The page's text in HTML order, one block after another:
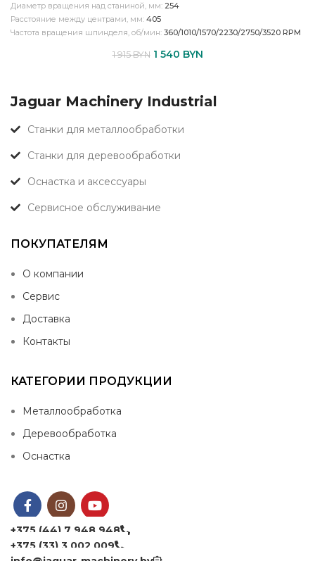
Диаметр вращения над станиной, мм: 254
Расстояние между центрами, мм: 405
Частота вращения шпинделя, об/мин: 360/1010/1570/2230/2750/3520 RPM
1 915BYN 1 540 BYN
Jaguar Machinery Industrial
Станки для металлообработки
Станки для деревообработки
Оснастка и аксессуары
Сервисное обслуживание
ПОКУПАТЕЛЯМ
О компании
Сервис
Доставка
Контакты
КАТЕГОРИИ ПРОДУКЦИИ
Металлообработка
Деревообработка
Оснастка
+375 (44) 7 948 948
+375 (33) 3 002 009